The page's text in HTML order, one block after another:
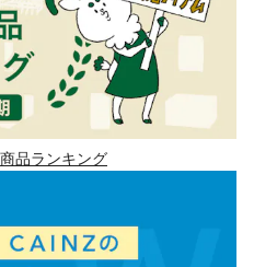
品ランキング